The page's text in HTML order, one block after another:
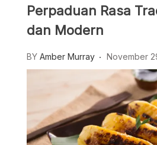
Perpaduan Rasa
dan Modern
BY Amber Murray November